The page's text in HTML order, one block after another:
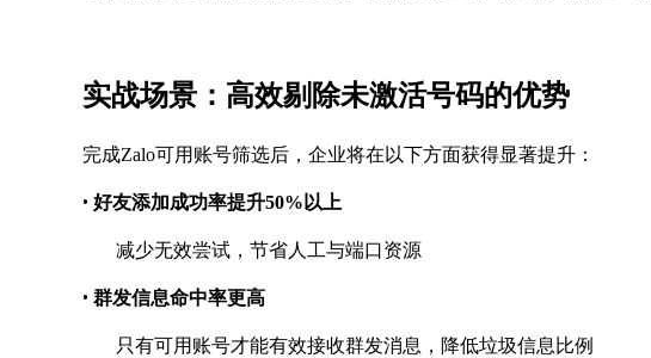
实战场景：高效剔除未激活号码的优势
完成Zalo可用账号筛选后，企业将在以下方面获得显著提升：
• 好友添加成功率提升50%以上
减少无效尝试，节省人工与端口资源
• 群发信息命中率更高
只有可用账号才能有效接收群发消息，降低垃圾信息比例